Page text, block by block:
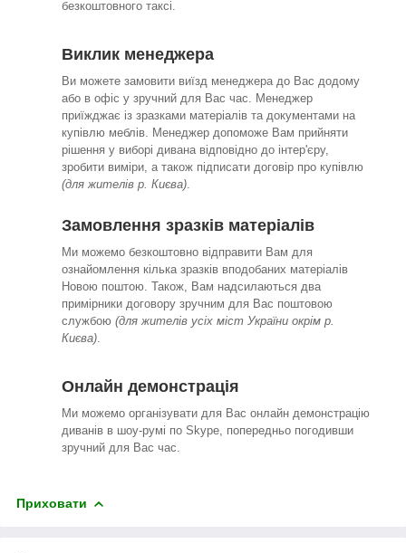
безкоштовного таксі.
Виклик менеджера
Ви можете замовити виїзд менеджера до Вас додому
або в офіс у зручний для Вас час. Менеджер
приїжджає із зразками матеріалів та документами на
купівлю меблів. Менеджер допоможе Вам прийняти
рішення у виборі дивана відповідно до інтер'єру,
зробити виміри, а також підписати договір про купівлю
(для жителів р. Києва).
Замовлення зразків матеріалів
Ми можемо безкоштовно відправити Вам для
ознайомлення кілька зразків вподобаних матеріалів
Новою поштою. Також, Вам надсилаються два
примірники договору зручним для Вас поштовою
службою (для жителів усіх міст України окрім р.
Києва).
Онлайн демонстрація
Ми можемо організувати для Вас онлайн демонстрацію
диванів в шоу-румі по Skype, попередньо погодивши
зручний для Вас час.
Приховати